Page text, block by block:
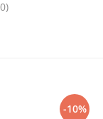
-10%